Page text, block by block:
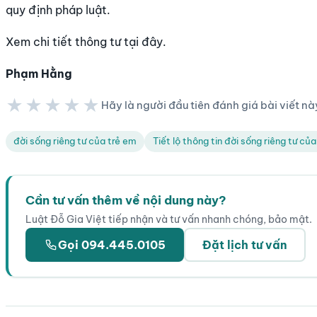
quy định pháp luật.
Xem chi tiết thông tư tại đây.
Phạm Hằng
★★★★★ Hãy là người đầu tiên đánh giá bài viết
đời sống riêng tư của trẻ em Tiết lộ thông tin đời sống riêng tư
Cần tư vấn thêm về nội dung này?
Luật Đỗ Gia Việt tiếp nhận và tư vấn nhanh chóng, bảo mật.
Gọi 094.445.0105 Đặt lịch tư vấn